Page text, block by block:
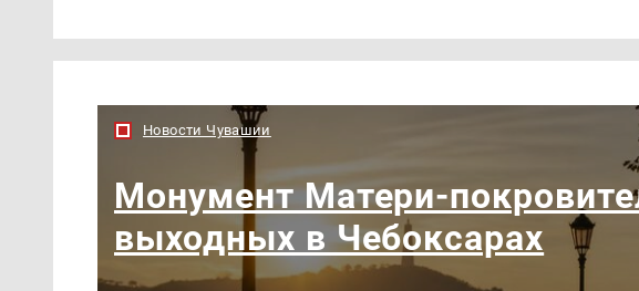
Новости Чувашии
Монумент Матери-
выходных в Чебоксарах